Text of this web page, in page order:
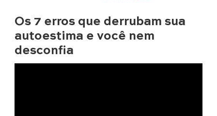
Os 7 erros que derrubam sua
autoestima e você nem
desconfia